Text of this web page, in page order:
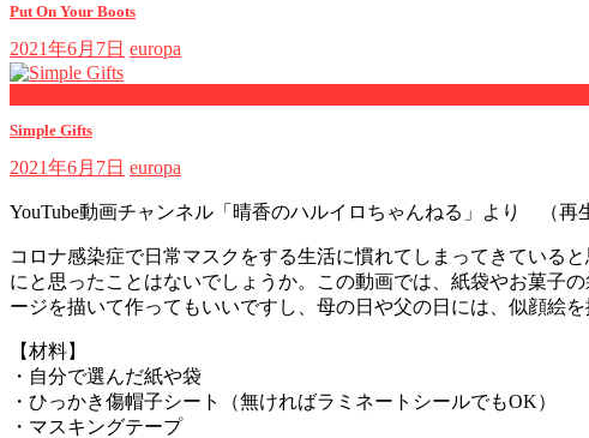
Put On Your Boots
2021年6月7日 europa
Simple Gifts
2021年6月7日 europa
YouTube動画チャンネル「晴香のハルイロちゃんねる」より （再
コロナ感染症で日常マスクをする生活に慣れてしまってきている
にと思ったことはないでしょうか。この動画では、紙袋やお菓子
ージを描いて作ってもいいですし、母の日や父の日には、似顔絵
【材料】
・自分で選んだ紙や袋
・ひっかき傷帽子シート（無ければラミネートシールでもOK）
・マスキングテープ